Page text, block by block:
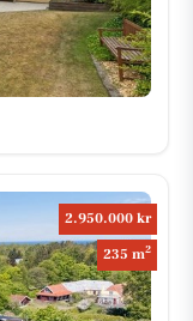
2.950.000 kr
235 m2